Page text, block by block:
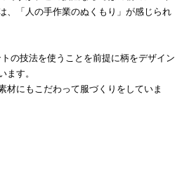
、「人の手作業のぬくもり」が感じられ
の技法を使うことを前提に柄をデザイン
ます。
材にもこだわって服づくりをしていま